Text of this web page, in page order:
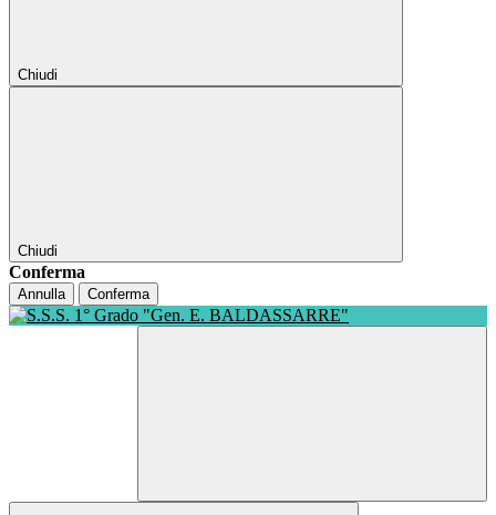
Chiudi
Chiudi
Conferma
Annulla Conferma